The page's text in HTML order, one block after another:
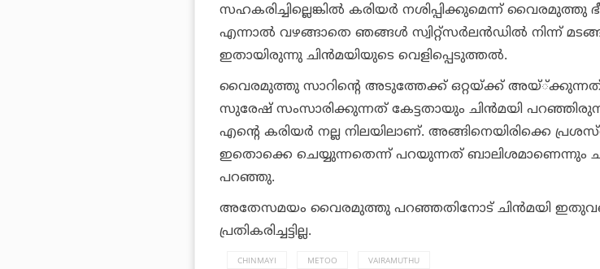
സഹകരിച്ചില്ലെങ്കില്‍ കരിയര്‍ നശിപ്പിക്കുമെന്ന് വൈരമുത്തു
എന്നാല്‍ വഴങ്ങാതെ ഞങ്ങള്‍ സ്വിറ്റ്‌സര്‍ലന്‍ഡില്‍ നിന്ന്
ഇതായിരുന്നു ചിന്‍മയിയുടെ വെളിപ്പെടുത്തല്‍.
വൈരമുത്തു സാറിന്റെ അടുത്തേക്ക് ഒറ്റയ്ക്ക് അയ്്ക്കുന്നത്
സുരേഷ് സംസാരിക്കുന്നത് കേട്ടതായും ചിന്‍മയി
എന്റെ കരിയര്‍ നല്ല നിലയിലാണ്. അങ്ങിനെയിരിക്കെ
ഇതൊക്കെ ചെയ്യുന്നതെന്ന് പറയുന്നത് ബാലിശമാണെന്നും
പറഞ്ഞു.
അതേസമയം വൈരമുത്തു പറഞ്ഞതിനോട് ചിന്‍മയി
പ്രതികരിച്ചട്ടില്ല.
CHINMAYI METOO VAIRAMUTHU